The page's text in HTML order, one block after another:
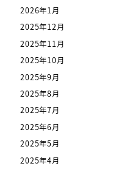
2026年1月
2025年12月
2025年11月
2025年10月
2025年9月
2025年8月
2025年7月
2025年6月
2025年5月
2025年4月